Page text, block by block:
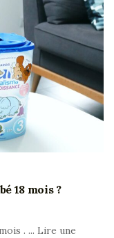
18 mois ?
. ... Lire une